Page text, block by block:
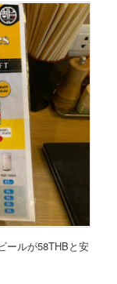
ールが58THBと安